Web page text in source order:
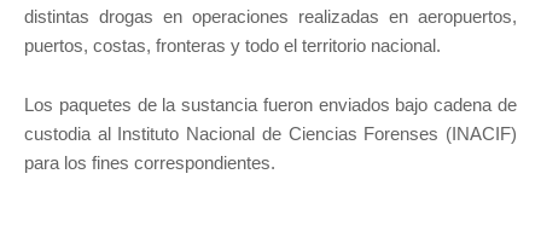
distintas drogas en operaciones realizadas en aeropuertos,
puertos, costas, fronteras y todo el territorio nacional.
Los paquetes de la sustancia fueron enviados bajo cadena de
custodia al Instituto Nacional de Ciencias Forenses (INACIF)
para los fines correspondientes.